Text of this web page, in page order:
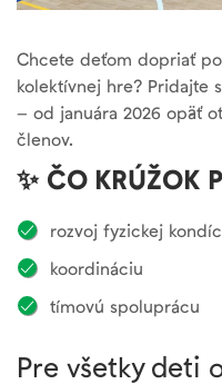
Chcete deťom dopriať
kolektívnej hre? Pridajte
– od januára 2026 opäť
členov.
✨ ČO KRÚŽOK
rozvoj fyzickej
koordináciu
tímovú spoluprácu
Pre všetky deti